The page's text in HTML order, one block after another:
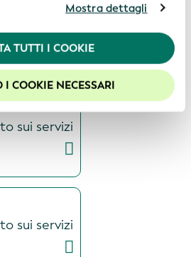
di consultare la nostra
privacy.
esperienza sul nostro sito
i cookie abilitati.
Mostra dettagli
TUTTI I COOKIE
I COOKIE NECESSARI
sui servizi
sui servizi
sui servizi